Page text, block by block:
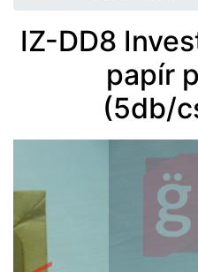
IZ-DD8
papír
(5db/